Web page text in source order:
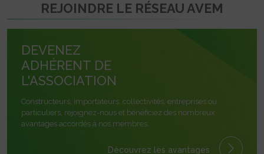
REJOINDRE LE RÉSEAU AVEM
DEVENEZ
ADHÉRENT DE
L'ASSOCIATION
Constructeurs, importateurs, collectivités, entreprises ou
particuliers, rejoignez-nous et bénéficiez des nombreux
avantages accordés à nos membres.
Découvrez les avantages